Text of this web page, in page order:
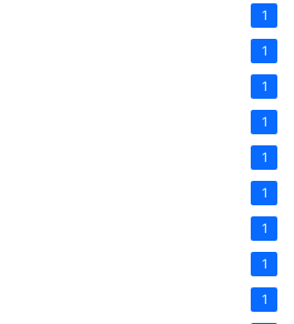
1
1
1
1
1
1
1
1
1